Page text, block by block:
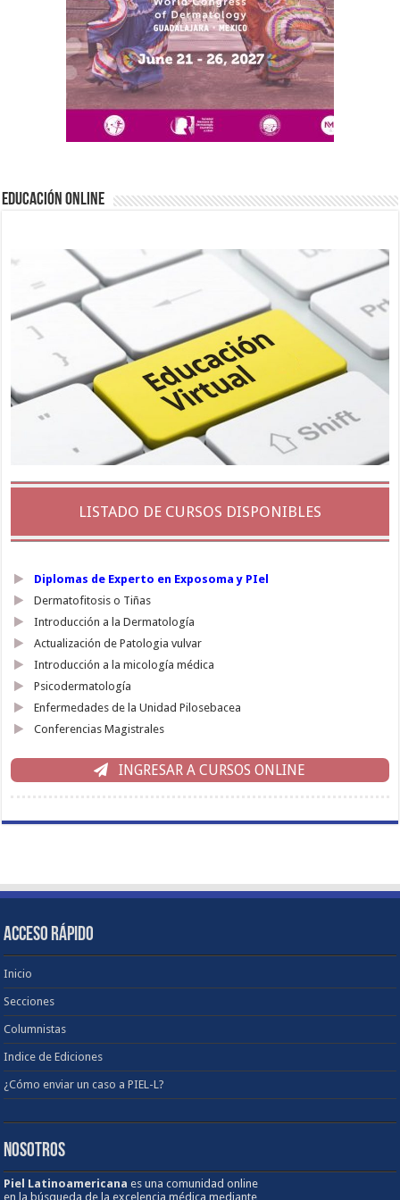
EDUCACIÓN ONLINE
LISTADO DE CURSOS DISPONIBLES
Diplomas de Experto en Exposoma y PIel
Dermatofitosis o Tiñas
Introducción a la Dermatología
Actualización de Patologia vulvar
Introducción a la micología médica
Psicodermatología
Enfermedades de la Unidad Pilosebacea
Conferencias Magistrales
INGRESAR A CURSOS ONLINE
ACCESO RÁPIDO
Inicio
Secciones
Columnistas
Indice de Ediciones
¿Cómo enviar un caso a PIEL-L?
NOSOTROS
Piel Latinoamericanaes una comunidad online
en la búsqueda de la excelencia médica mediante